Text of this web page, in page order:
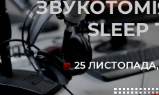
SLEEP
today 25 ЛИСТОПАДА,